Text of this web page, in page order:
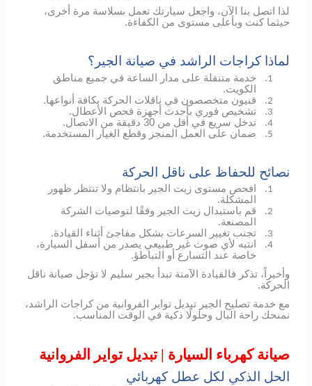
لذا اتصل بنا الآن، واجعل سيارتك تعمل بسلاسة مرة أخرى،
حيثما كنت وبأعلى مستوى من الكفاءة.
لماذا كراجات الراشد في صيانة الجير؟
1.
خدمة متنقلة على مدار الساعة في جميع مناطق
الكويت.
2. فنيون متخصصون في ناقلات الحركة بكافة أنواعها.
3. تشخيص فوري بأحدث أجهزة فحص الأعطال.
4. تدخل سريع في أقل من 30 دقيقة من الاتصال.
5. ضمان على العمل المنجز وقطع الغيار المستخدمة.
نصائح للحفاظ على ناقل الحركة
1.
افحص مستوى زيت الجير بانتظام ولا تنتظر ظهور
المشكلة.
2.
قم باستبدال زيت الجير وفقًا لتوصيات الشركة
المصنعة.
3. تجنب تغيير السرعات بشكل مفاجئ أثناء القيادة.
4.
انتبه لأي صوت غير طبيعي يصدر من أسفل السيارة،
خاصة عند التسارع أو التباطؤ.
وأخيراً، تذكر فالقيادة الآمنة تبدأ بجير سليم لا تؤجل صيانة ناقل
الحركة.
مع خدمة تصليح الجير تبديل تواير الفروانية من كراجات الراشد،
نمنحك راحة البال وحلولًا ذكية في الوقت المناسب.
صيانة كهرباء السيارة | تبديل تواير الفروانية
الحل الذكي لكل عطل كهربائي